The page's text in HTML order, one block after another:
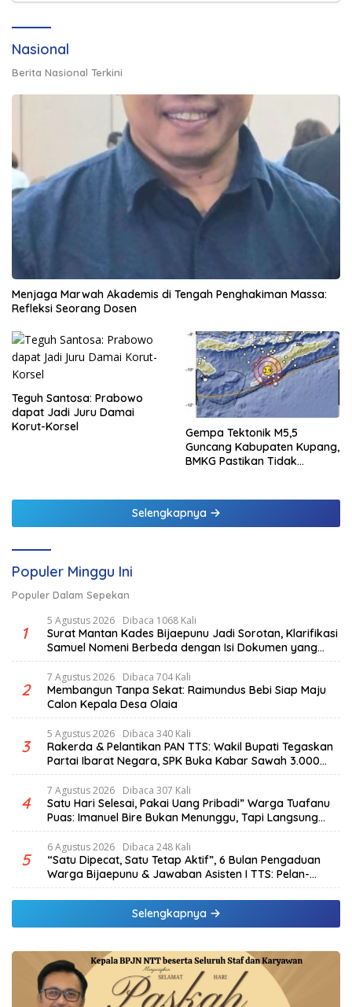
Nasional
Berita Nasional Terkini
Menjaga Marwah Akademis di Tengah Penghakiman Massa:
Refleksi Seorang Dosen
Teguh Santosa: Prabowo
dapat Jadi Juru Damai
Korut-Korsel
Gempa Tektonik M5,5
Guncang Kabupaten Kupang,
BMKG Pastikan Tidak
Selengkapnya
Populer Minggu Ini
Populer Dalam Sepekan
1
5 Agustus 2026 Dibaca 1068 Kali
Surat Mantan Kades Bijaepunu Jadi Sorotan, Klarifikasi
Samuel Nomeni Berbeda dengan Isi Dokumen yang
Beredar
2
7 Agustus 2026 Dibaca 704 Kali
Membangun Tanpa Sekat: Raimundus Bebi Siap Maju
Calon Kepala Desa Olaia
3
5 Agustus 2026 Dibaca 340 Kali
Rakerda & Pelantikan PAN TTS: Wakil Bupati Tegaskan
Partai Ibarat Negara, SPK Buka Kabar Sawah 3.000
Hektar & Larangan Politik Uang
4
7 Agustus 2026 Dibaca 307 Kali
Satu Hari Selesai, Pakai Uang Pribadi” Warga Tuafanu
Puas: Imanuel Bire Bukan Menunggu, Tapi Langsung
Bekerja
5
6 Agustus 2026 Dibaca 248 Kali
“Satu Dipecat, Satu Tetap Aktif”, 6 Bulan Pengaduan
Warga Bijaepunu & Jawaban Asisten I TTS: Pelan-
pelan, Tapi Pasti.
Selengkapnya